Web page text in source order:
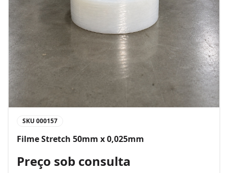
SKU 000157
Filme Stretch 50mm x 0,025mm
Preço sob consulta